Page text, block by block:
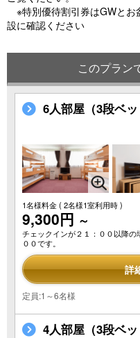
※特別優待割引券はGWとお
設に確認ください
このプラン
6人部屋（3段ベッ
1名様料金( 2名様1室利用時 )
9,300円 ～
チェックインが２１：００以降の
００です。
詳
定員:1～6名様
4人部屋（3段ベッ